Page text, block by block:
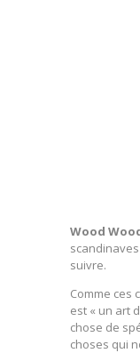
Wood
suivre.
Comme ces
est « un art
chose de
choses qui